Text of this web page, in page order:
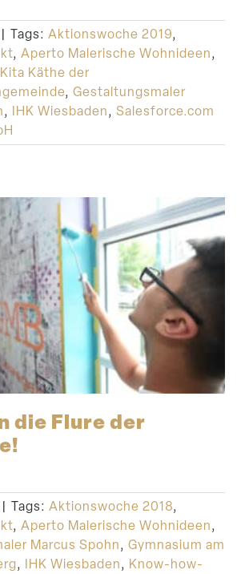
Suche
| Tags: Aktionswoche 2019,
, Aperto Malerische Wohnideen,
Käthe der
, Gestaltungsmaler
, IHK Wiesbaden, Salesforce.com
die Flure der
| Tags: Aktionswoche 2018,
, Aperto Malerische Wohnideen,
Marcus Spohn, Gymnasium am
, IHK Wiesbaden, Know-how-